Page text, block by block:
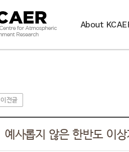
About
이전글
예사롭지 않은 한반도 이